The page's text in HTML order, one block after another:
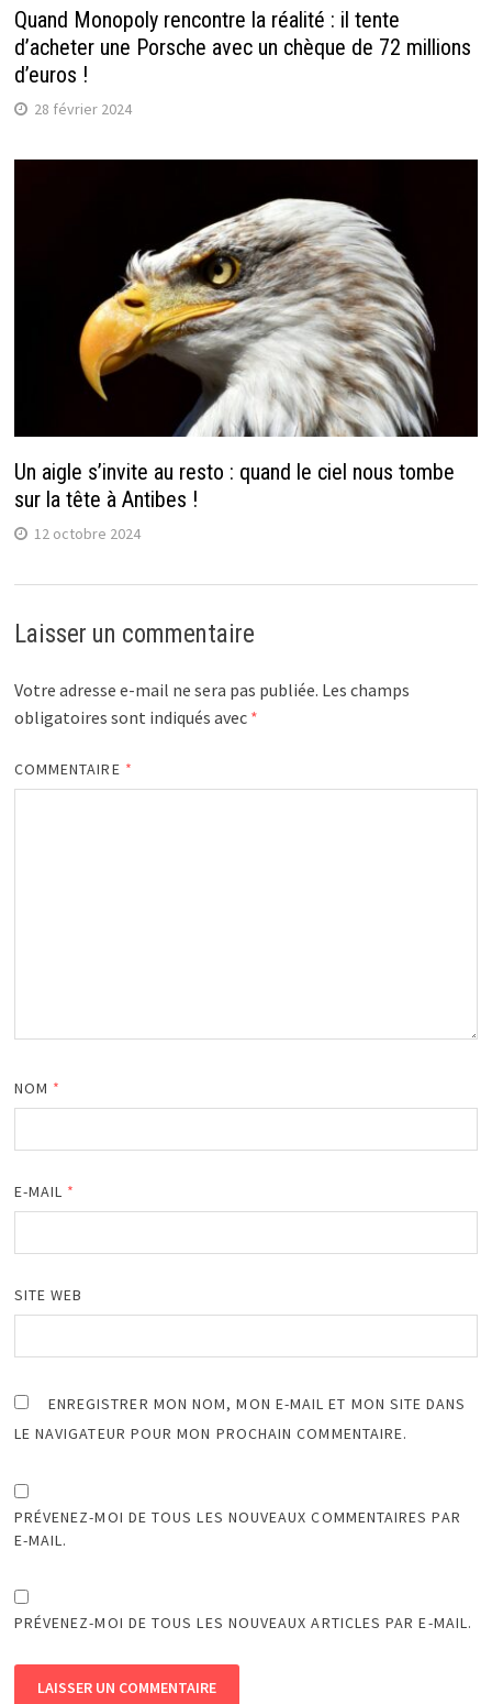
Quand Monopoly rencontre la réalité : il tente
d’acheter une Porsche avec un chèque de 72 millions
d’euros !
28 février 2024
Un aigle s’invite au resto : quand le ciel nous tombe
sur la tête à Antibes !
12 octobre 2024
Laisser un commentaire
Votre adresse e-mail ne sera pas publiée. Les champs
obligatoires sont indiqués avec *
COMMENTAIRE *
NOM *
E-MAIL *
SITE WEB
ENREGISTRER MON NOM, MON E-MAIL ET MON SITE DANS
LE NAVIGATEUR POUR MON PROCHAIN COMMENTAIRE.
PRÉVENEZ-MOI DE TOUS LES NOUVEAUX COMMENTAIRES PAR
E-MAIL.
PRÉVENEZ-MOI DE TOUS LES NOUVEAUX ARTICLES PAR E-MAIL.